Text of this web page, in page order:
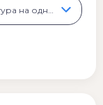
13.08.2026 - 15.08.2026, 3 дня Стоимость тура на одного человека, 46 500 ₽